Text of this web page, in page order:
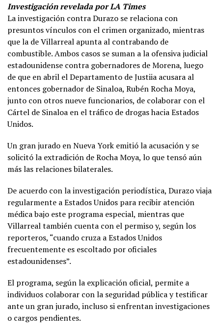
Investigación revelada por LA Times
La investigación contra Durazo se relaciona con
presuntos vínculos con el crimen organizado, mientras
que la de Villarreal apunta al contrabando de
combustible. Ambos casos se suman a la ofensiva judicial
estadounidense contra gobernadores de Morena, luego
de que en abril el Departamento de Justiia acusara al
entonces gobernador de Sinaloa, Rubén Rocha Moya,
junto con otros nueve funcionarios, de colaborar con el
Cártel de Sinaloa en el tráfico de drogas hacia Estados
Unidos.
Un gran jurado en Nueva York emitió la acusación y se
solicitó la extradición de Rocha Moya, lo que tensó aún
más las relaciones bilaterales.
De acuerdo con la investigación periodística, Durazo viaja
regularmente a Estados Unidos para recibir atención
médica bajo este programa especial, mientras que
Villarreal también cuenta con el permiso y, según los
reporteros, “cuando cruza a Estados Unidos
frecuentemente es escoltado por oficiales
estadounidenses”.
El programa, según la explicación oficial, permite a
individuos colaborar con la seguridad pública y testificar
ante un gran jurado, incluso si enfrentan investigaciones
o cargos pendientes.